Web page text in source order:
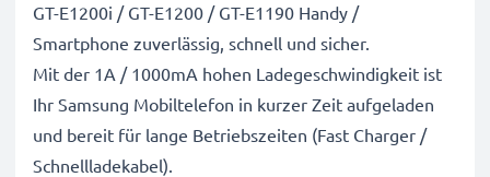
GT-E1200i / GT-E1200 / GT-E1190 Handy /
Smartphone zuverlässig, schnell und sicher.
Mit der 1A / 1000mA hohen Ladegeschwindigkeit ist
Ihr Samsung Mobiltelefon in kurzer Zeit aufgeladen
und bereit für lange Betriebszeiten (Fast Charger /
Schnellladekabel).